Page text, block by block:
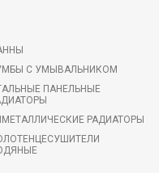
С УМЫВАЛЬНИКОМ
ПАНЕЛЬНЫЕ
РАДИАТОРЫ